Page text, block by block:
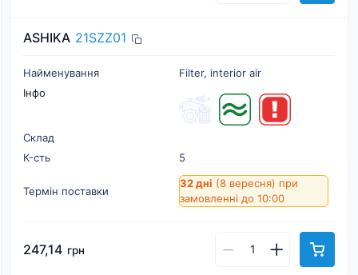
ASHIKA 21SZZ01
Найменування
Filter, interior air
Інфо
Склад
К-cть
5
Термін поставки
32 дні (8 вересня) при
замовленні до 10:00
247,14 грн